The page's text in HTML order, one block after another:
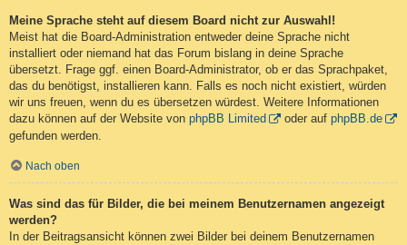
Meine Sprache steht auf diesem Board nicht zur Auswahl!
Meist hat die Board-Administration entweder deine Sprache nicht
installiert oder niemand hat das Forum bislang in deine Sprache
übersetzt. Frage ggf. einen Board-Administrator, ob er das Sprachpaket,
das du benötigst, installieren kann. Falls es noch nicht existiert, würden
wir uns freuen, wenn du es übersetzen würdest. Weitere Informationen
dazu können auf der Website von phpBB Limited oder auf phpBB.de
gefunden werden.
Nach oben
Was sind das für Bilder, die bei meinem Benutzernamen angezeigt
werden?
In der Beitragsansicht können zwei Bilder bei deinem Benutzernamen